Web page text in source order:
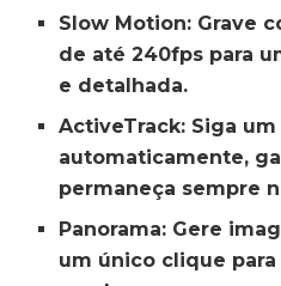
Slow Motion: Grave
de até 240fps para
e detalhada.
ActiveTrack: Siga
automaticamente,
permaneça sempre
Panorama: Gere
um único clique